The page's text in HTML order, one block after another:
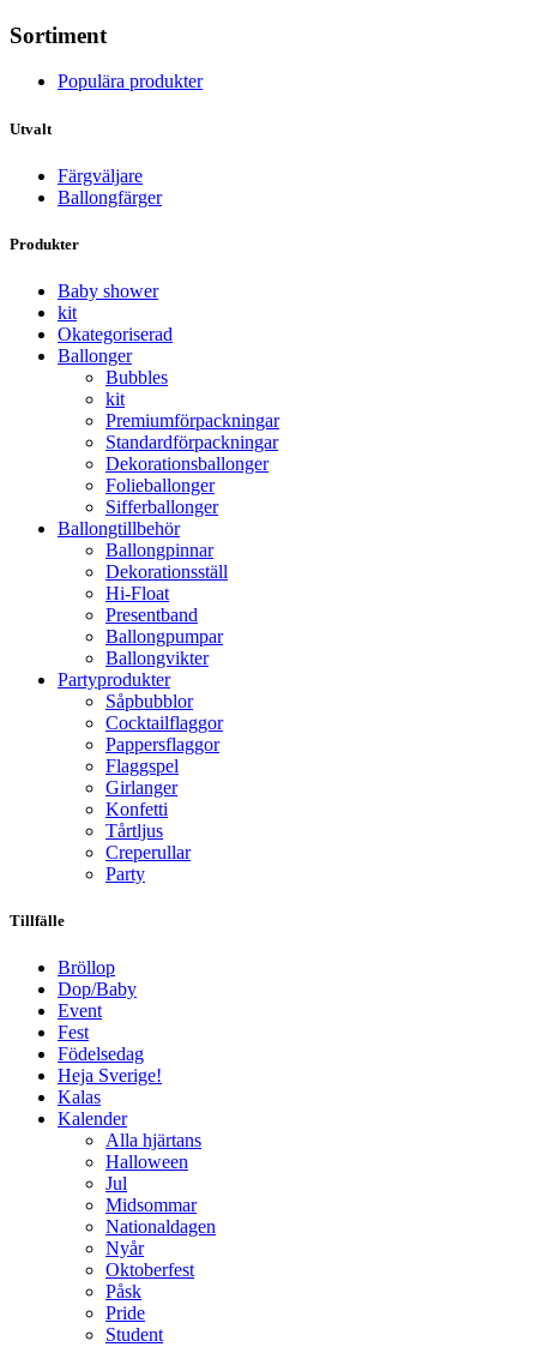
Sortiment
Populära produkter
Utvalt
Färgväljare
Ballongfärger
Produkter
Baby shower
kit
Okategoriserad
Ballonger
Bubbles
kit
Premium­förpackningar
Standard­­förpackningar
Dekorations­ballonger
Folie­­­ballonger
Siffer­­ballonger
Ballong­tillbehör
Ballongpinnar
Dekorationsställ
Hi-Float
Presentband
Ballongpumpar
Ballong­vikter
Party­­produkter
Såpbubblor
Cocktail­flaggor
Pappers­flaggor
Flaggspel
Girlanger
Konfetti
Tårtljus
Creperullar
Party
Tillfälle
Bröllop
Dop/Baby
Event
Fest
Födelsedag
Heja Sverige!
Kalas
Kalender
Alla hjärtans
Halloween
Jul
Midsommar
Nationaldagen
Nyår
Oktoberfest
Påsk
Pride
Student